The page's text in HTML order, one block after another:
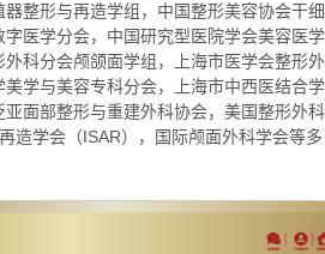
整形与再造学组，中国整形美容协会干细
医学分会，中国研究型医院学会美容医学
科分会颅颌面学组，上海市医学会整形外
学与美容专科分会，上海市中西医结合学
面部整形与重建外科协会，美国整形外科
造学会（ISAR），国际颅面外科学会等多